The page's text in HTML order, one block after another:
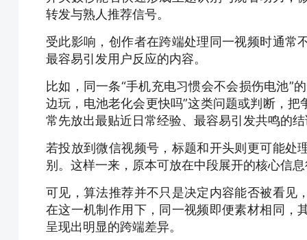
转发与熟人推荐信号。
受此影响， 创作者在跨端处理同一视频时通常
最容易引发用户反应的内容。
比如，同一条“手机充电习惯会不会损伤电池”
边玩，电池老化会更快吗”这类问题或判断，
常先放出最贴近日常经验、最容易引发共鸣的
若投放到微信视频号，标题和开头则更可能处
别。这样一来，原本可放在中段展开的核心信
可见，算法推荐并不只是决定内容能否被看见
在这一机制作用下，同一视频即便素材相同，
呈现出明显的跨端差异。